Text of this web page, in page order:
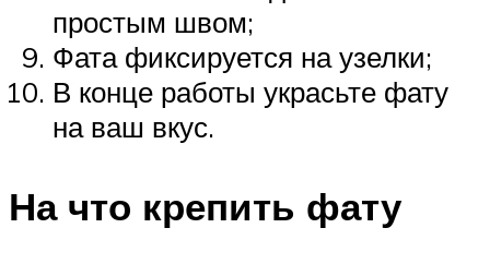
простым швом;
Фата фиксируется на узелки;
В конце работы украсьте фату
на ваш вкус.
На что крепить фату